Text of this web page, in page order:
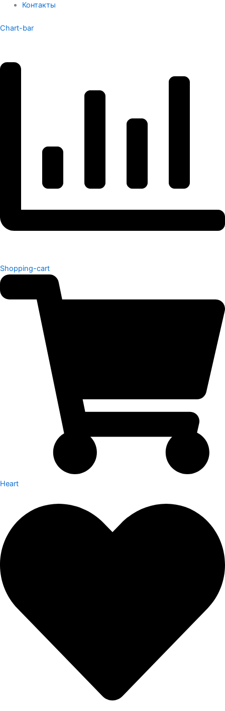
Контакты
Chart-bar
Shopping-cart
Heart